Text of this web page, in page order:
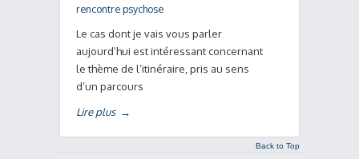
rencontre psychose
Le cas dont je vais vous parler
aujourd’hui est intéressant concernant
le thème de l’itinéraire, pris au sens
d’un parcours
Lire plus →
Back to Top